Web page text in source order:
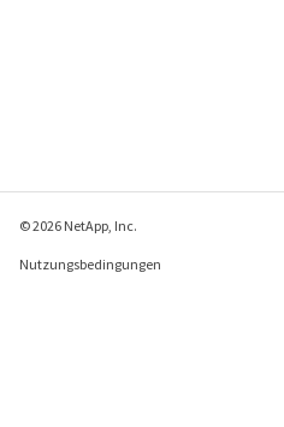
© 2026 NetApp, Inc.
Nutzungsbedingungen